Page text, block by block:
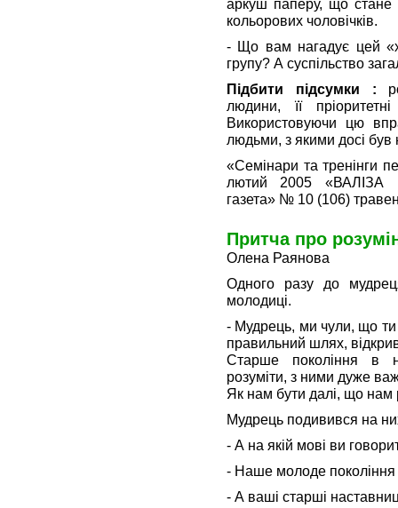
аркуш паперу, що стане
кольорових чоловічків.
- Що вам нагадує цей
групу? А суспільство
Підбити підсумки :
людини, її
Використовуючи цю
людьми, з якими досі
«Семінари та тренінги
лютий 2005 «ВАЛІЗА
газета» № 10 (106)
Притча про
Олена Раянова
Одного разу до
молодиці.
- Мудрець, ми чули, що
правильний шлях,
Старше покоління в
розуміти, з ними дуже
Як нам бути далі, що нам
Мудрець подивився на
- А на якій мові ви
- Наше молоде покоління
- А ваші старші